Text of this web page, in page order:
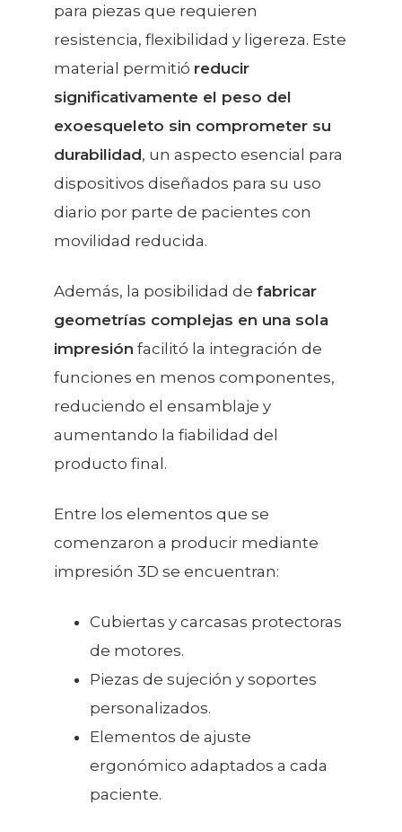
para piezas que requieren
resistencia, flexibilidad y ligereza. Este
material permitió reducir
significativamente el peso del
exoesqueleto sin comprometer su
durabilidad, un aspecto esencial para
dispositivos diseñados para su uso
diario por parte de pacientes con
movilidad reducida.
Además, la posibilidad de fabricar
geometrías complejas en una sola
impresión facilitó la integración de
funciones en menos componentes,
reduciendo el ensamblaje y
aumentando la fiabilidad del
producto final.
Entre los elementos que se
comenzaron a producir mediante
impresión 3D se encuentran:
Cubiertas y carcasas protectoras
de motores.
Piezas de sujeción y soportes
personalizados.
Elementos de ajuste
ergonómico adaptados a cada
paciente.